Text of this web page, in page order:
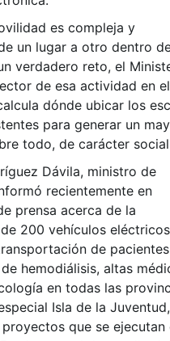
es compleja y
un lugar a otro dentro
verdadero reto, el
de esa actividad en
dónde ubicar los
para generar un
todo, de carácter
Dávila, ministro de
recientemente en
prensa acerca de la
200 vehículos
de
hemodiálisis, altas
en todas las
Isla de la
que se ejecutan